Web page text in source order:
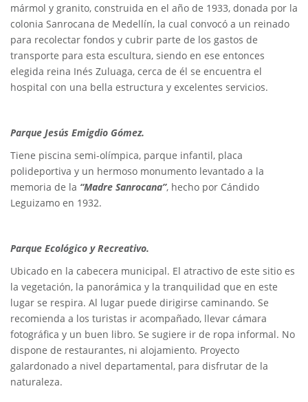
mármol y granito, construida en el año de 1933, donada por la
colonia Sanrocana de Medellín, la cual convocó a un reinado
para recolectar fondos y cubrir parte de los gastos de
transporte para esta escultura, siendo en ese entonces
elegida reina Inés Zuluaga, cerca de él se encuentra el
hospital con una bella estructura y excelentes servicios.
Parque Jesús Emigdio Gómez.
Tiene piscina semi-olímpica, parque infantil, placa
polideportiva y un hermoso monumento levantado a la
memoria de la “Madre Sanrocana”, hecho por Cándido
Leguizamo en 1932.
Parque Ecológico y Recreativo.
Ubicado en la cabecera municipal. El atractivo de este sitio es
la vegetación, la panorámica y la tranquilidad que en este
lugar se respira. Al lugar puede dirigirse caminando. Se
recomienda a los turistas ir acompañado, llevar cámara
fotográfica y un buen libro. Se sugiere ir de ropa informal. No
dispone de restaurantes, ni alojamiento. Proyecto
galardonado a nivel departamental, para disfrutar de la
naturaleza.